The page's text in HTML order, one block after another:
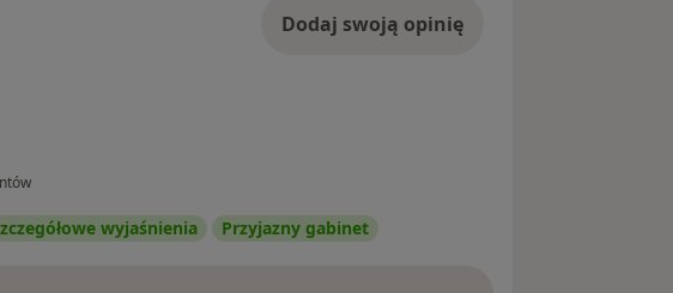
Dodaj swoją opinię
wyjaśnienia Przyjazny gabinet